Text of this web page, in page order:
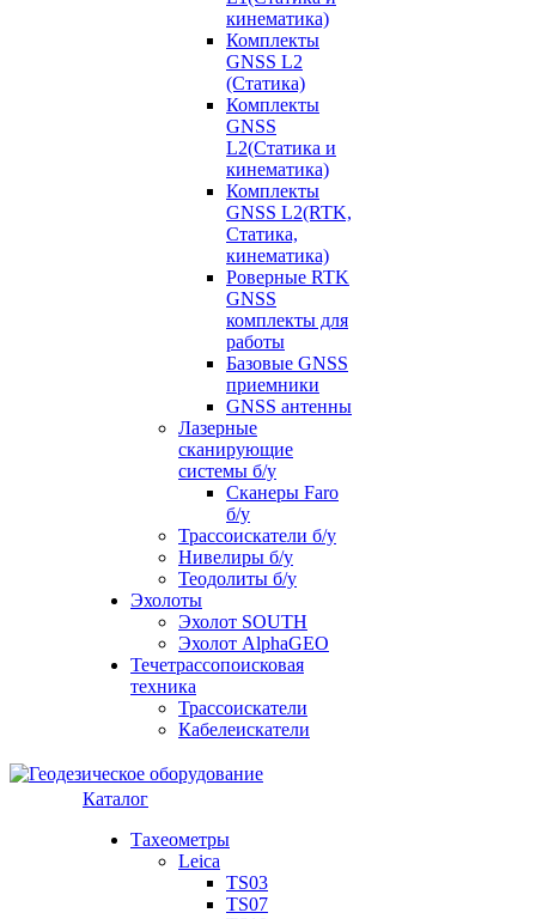
кинематика)
Комплекты
GNSS L2
(Статика)
Комплекты
GNSS
L2(Статика и
кинематика)
Комплекты
GNSS L2(RTK,
Статика,
кинематика)
Роверные RTK
GNSS
комплекты для
работы
Базовые GNSS
приемники
GNSS антенны
Лазерные
сканирующие
системы б/у
Сканеры Faro
б/у
Трассоискатели б/у
Нивелиры б/у
Теодолиты б/у
Эхолоты
Эхолот SOUTH
Эхолот AlphaGEO
Течетрассопоисковая
техника
Трассоискатели
Кабелеискатели
Каталог
Тахеометры
Leica
TS03
TS07